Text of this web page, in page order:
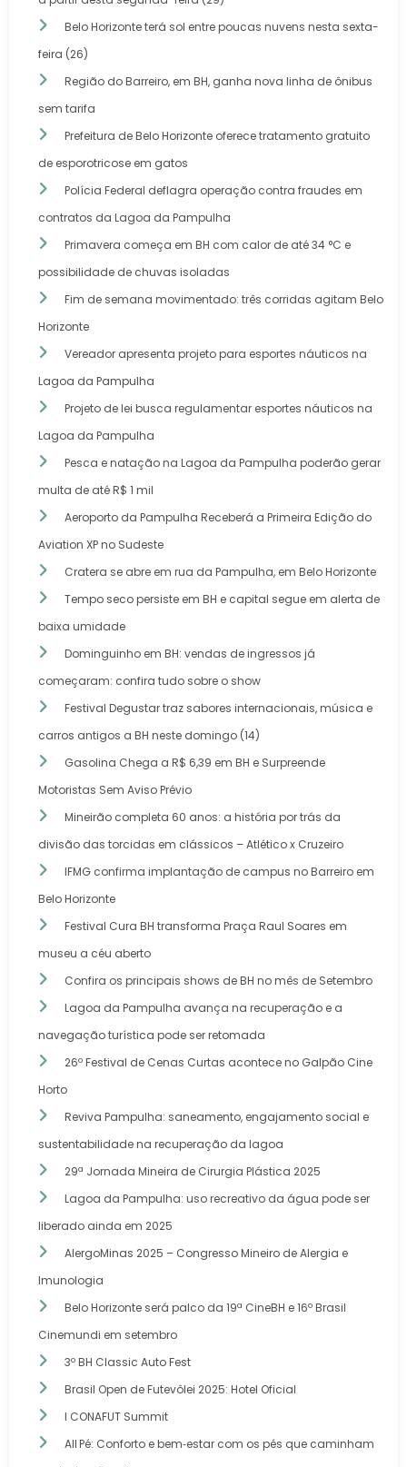
Belo Horizonte terá sol entre poucas nuvens nesta sexta-
feira (26)
Região do Barreiro, em BH, ganha nova linha de ônibus
sem tarifa
Prefeitura de Belo Horizonte oferece tratamento gratuito
de esporotricose em gatos
Polícia Federal deflagra operação contra fraudes em
contratos da Lagoa da Pampulha
Primavera começa em BH com calor de até 34 °C e
possibilidade de chuvas isoladas
Fim de semana movimentado: três corridas agitam Belo
Horizonte
Vereador apresenta projeto para esportes náuticos na
Lagoa da Pampulha
Projeto de lei busca regulamentar esportes náuticos na
Lagoa da Pampulha
Pesca e natação na Lagoa da Pampulha poderão gerar
multa de até R$ 1 mil
Aeroporto da Pampulha Receberá a Primeira Edição do
Aviation XP no Sudeste
Cratera se abre em rua da Pampulha, em Belo Horizonte
Tempo seco persiste em BH e capital segue em alerta de
baixa umidade
Dominguinho em BH: vendas de ingressos já
começaram: confira tudo sobre o show
Festival Degustar traz sabores internacionais, música e
carros antigos a BH neste domingo (14)
Gasolina Chega a R$ 6,39 em BH e Surpreende
Motoristas Sem Aviso Prévio
Mineirão completa 60 anos: a história por trás da
divisão das torcidas em clássicos – Atlético x Cruzeiro
IFMG confirma implantação de campus no Barreiro em
Belo Horizonte
Festival Cura BH transforma Praça Raul Soares em
museu a céu aberto
Confira os principais shows de BH no mês de Setembro
Lagoa da Pampulha avança na recuperação e a
navegação turística pode ser retomada
26º Festival de Cenas Curtas acontece no Galpão Cine
Horto
Reviva Pampulha: saneamento, engajamento social e
sustentabilidade na recuperação da lagoa
29ª Jornada Mineira de Cirurgia Plástica 2025
Lagoa da Pampulha: uso recreativo da água pode ser
liberado ainda em 2025
AlergoMinas 2025 – Congresso Mineiro de Alergia e
Imunologia
Belo Horizonte será palco da 19ª CineBH e 16º Brasil
Cinemundi em setembro
3º BH Classic Auto Fest
Brasil Open de Futevôlei 2025: Hotel Oficial
I CONAFUT Summit
All Pé: Conforto e bem‑estar com os pés que caminham